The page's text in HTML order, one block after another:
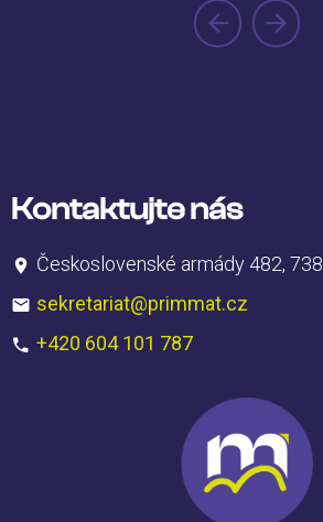
Kontaktujte nás
Československé armády 482,
sekretariat@primmat.cz
+420 604 101 787